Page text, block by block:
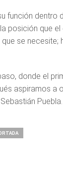
función dentro
posición que
se necesite;
donde el
aspiramos a
Puebla.